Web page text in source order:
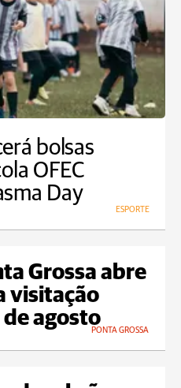
bolsas
OFEC
Day
ESPORTE
Grossa abre
visitação
agosto
PONTA GROSSA